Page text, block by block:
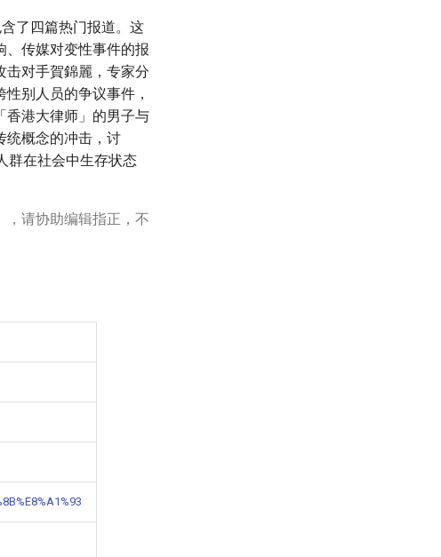
了四篇热门报道。这
、传媒对变性事件的报
击对手賀錦麗，专家分
别人员的争议事件，
香港大律师」的男子与
统概念的冲击，讨
群在社会中生存状态
，请协助编辑指正，不